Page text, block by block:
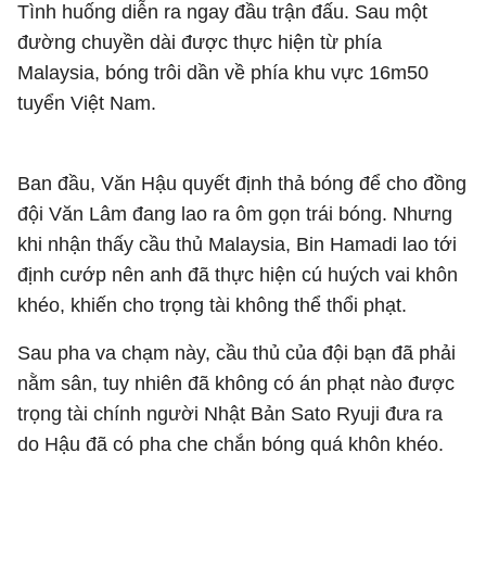
Tình huống diễn ra ngay đầu trận đấu. Sau một
đường chuyền dài được thực hiện từ phía
Malaysia, bóng trôi dần về phía khu vực 16m50
tuyển Việt Nam.
Ban đầu, Văn Hậu quyết định thả bóng để cho đồng
đội Văn Lâm đang lao ra ôm gọn trái bóng. Nhưng
khi nhận thấy cầu thủ Malaysia, Bin Hamadi lao tới
định cướp nên anh đã thực hiện cú huých vai khôn
khéo, khiến cho trọng tài không thể thổi phạt.
Sau pha va chạm này, cầu thủ của đội bạn đã phải
nằm sân, tuy nhiên đã không có án phạt nào được
trọng tài chính người Nhật Bản Sato Ryuji đưa ra
do Hậu đã có pha che chắn bóng quá khôn khéo.